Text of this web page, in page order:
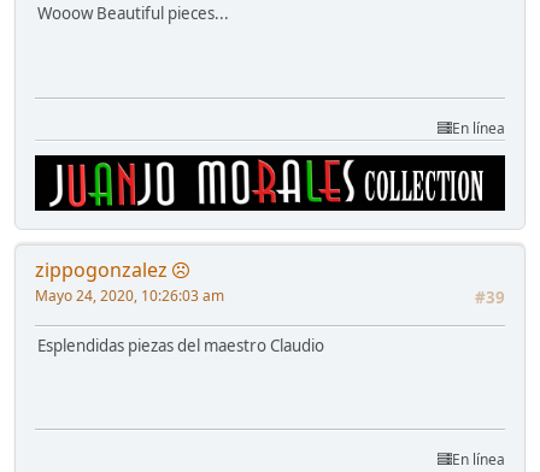
Wooow Beautiful pieces...
En línea
zippogonzalez
#39
Mayo 24, 2020, 10:26:03 am
Esplendidas piezas del maestro Claudio
En línea